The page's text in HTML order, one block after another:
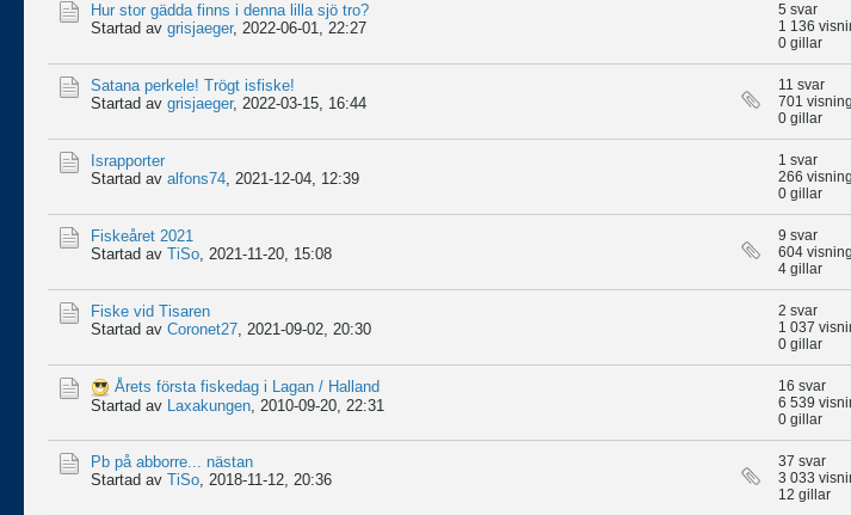
Hur stor gädda finns i denna lilla sjö tro?
Startad av grisjaeger, 2022-06-01, 22:27
5 svar
1 136
0 gillar
Satana perkele! Trögt isfiske!
Startad av grisjaeger, 2022-03-15, 16:44
11 svar
701
0 gillar
Israpporter
Startad av alfons74, 2021-12-04, 12:39
1 svar
266
0 gillar
Fiskeåret 2021
Startad av TiSo, 2021-11-20, 15:08
9 svar
604
4 gillar
Fiske vid Tisaren
Startad av Coronet27, 2021-09-02, 20:30
2 svar
1 037
0 gillar
Årets första fiskedag i Lagan / Halland
Startad av Laxakungen, 2010-09-20, 22:31
16 svar
6 539
0 gillar
Pb på abborre... nästan
Startad av TiSo, 2018-11-12, 20:36
37 svar
3 033
12 gillar